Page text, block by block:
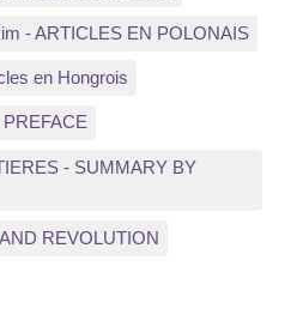
- ARTICLES EN POLONAIS
en Hongrois
PREFACE
- SUMMARY BY
REVOLUTION